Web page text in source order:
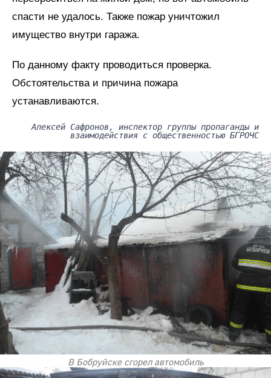
спасти не удалось. Также пожар уничтожил
имущество внутри гаража.
По данному факту проводиться проверка.
Обстоятельства и причина пожара
устанавливаются.
Алексей Сафронов, инспектор группы пропаганды и
взаимодействия с общественностью БГРОЧС
В Бобруйске сгорел автомобиль